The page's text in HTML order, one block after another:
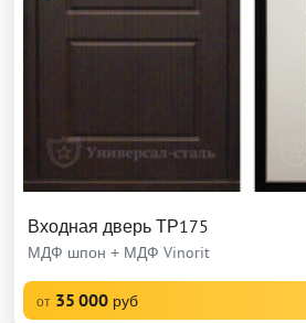
Входная дверь ТР175
МДФ шпон + МДФ Vinorit
от 35 000 руб